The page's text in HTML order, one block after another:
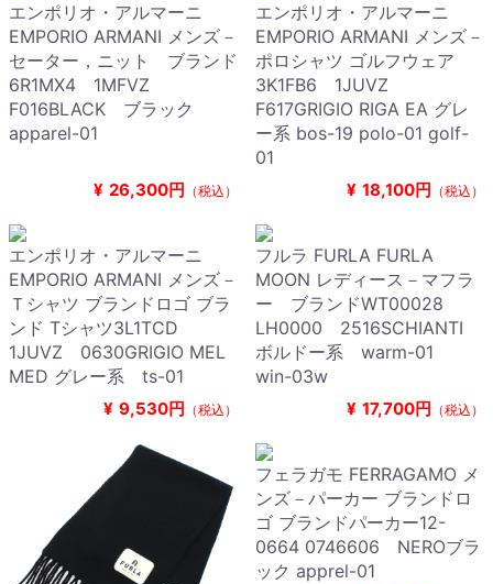
エンポリオ・アルマーニ
EMPORIO ARMANI メンズ－
セーター，ニット ブランド
6R1MX4 1MFVZ
F016BLACK ブラック
apparel-01
¥ 26,300円 （税込）
エンポリオ・アルマーニ
EMPORIO ARMANI メンズ－
ポロシャツ ゴルフウェア
3K1FB6 1JUVZ
F617GRIGIO RIGA EA グレ
ー系 bos-19 polo-01 golf-
01
¥ 18,100円 （税込）
エンポリオ・アルマーニ
EMPORIO ARMANI メンズ－
Ｔシャツ ブランドロゴ ブラ
ンド Tシャツ3L1TCD
1JUVZ 0630GRIGIO MEL
MED グレー系 ts-01
¥ 9,530円 （税込）
フルラ FURLA FURLA
MOON レディース－マフラ
ー ブランドWT00028
LH0000 2516SCHIANTI
ボルドー系 warm-01
win-03w
¥ 17,700円 （税込）
フェラガモ FERRAGAMO メ
ンズ－パーカー ブランドロ
ゴ ブランドパーカー12-
0664 0746606 NEROブラ
ック apprel-01